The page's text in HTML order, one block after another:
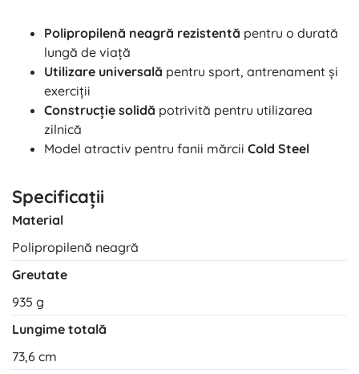
Polipropilenă neagră rezistentă pentru o durată
lungă de viață
Utilizare universală pentru sport, antrenament și
exerciții
Construcție solidă potrivită pentru utilizarea
zilnică
Model atractiv pentru fanii mărcii Cold Steel
Specificații
Material
Polipropilenă neagră
Greutate
935 g
Lungime totală
73,6 cm